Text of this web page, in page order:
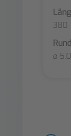
380
ø 5.0